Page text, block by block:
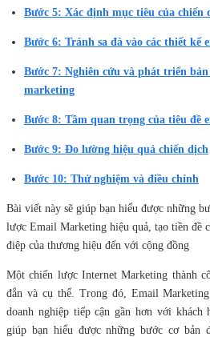
Bước 5: Xác định mục tiêu của chiến
Bước 6: Tránh sa đà vào các thiết kế
Bước 7: Nghiên cứu và phát triển
marketing
Bước 8: Tầm quan trọng của tiêu đề
Bước 9: Đo lường hiệu quả chiến dịch
Bước 10: Thử nghiệm và điều chỉnh
Bài viết này sẽ giúp bạn hiểu được những
lược Email Marketing hiệu quả, tạo tiền đề
điệp của thương hiệu đến với cộng đồng
Một chiến lược Internet Marketing thành
đắn và cụ thể. Trong đó, Email
doanh nghiệp tiếp cận gần hơn với khách
giúp bạn hiểu được những bước cơ bản